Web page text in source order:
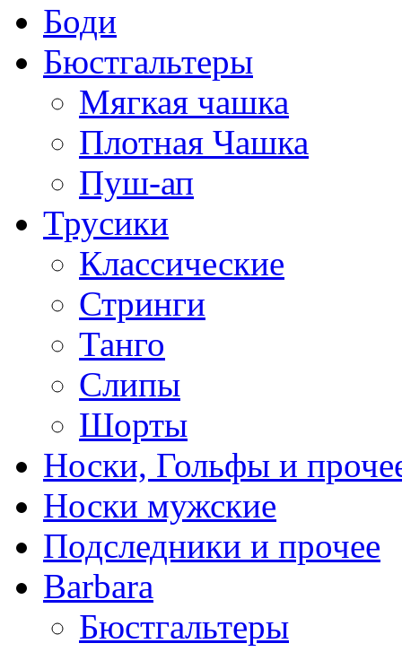
Боди
Бюстгальтеры
Мягкая чашка
Плотная Чашка
Пуш-ап
Трусики
Классические
Стринги
Танго
Слипы
Шорты
Носки, Гольфы и
Носки мужские
Подследники и прочее
Barbara
Бюстгальтеры